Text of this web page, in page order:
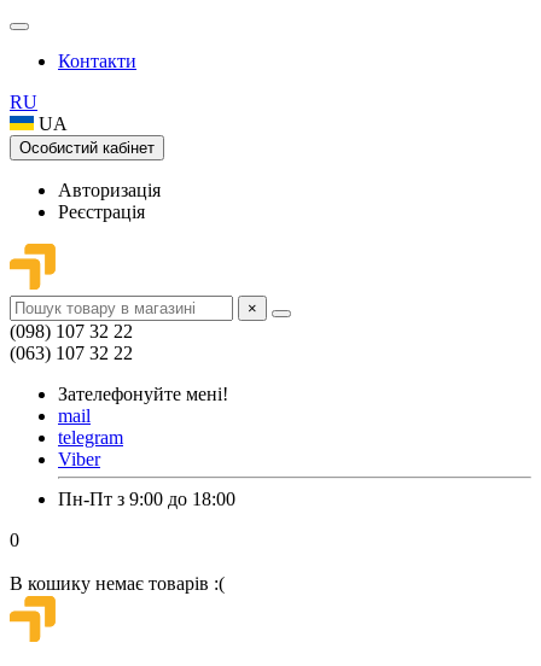
Контакти
RU
UA
Особистий кабінет
Авторизація
Реєстрація
×
(098) 107 32 22
(063) 107 32 22
Зателефонуйте мені!
mail
telegram
Viber
Пн-Пт з 9:00 до 18:00
0
В кошику немає товарів :(